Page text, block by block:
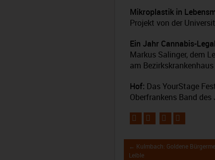
Mikroplastik in
Projekt von der
Ein Jahr Cannabis-
Markus Salinger, dem
am
Hof: Das YourStage
Oberfrankens Band des
← Kulmbach: Goldene
Leible